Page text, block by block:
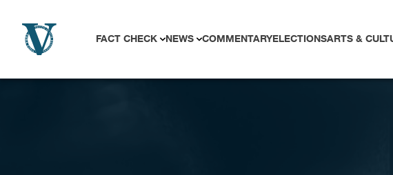
FACT CHECK NEWS COMMENTARYELECTIONSARTS &